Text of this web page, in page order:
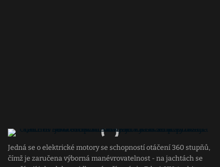
Jedná se o elektrické motory se schopností otáčení 360 stupňů,
čímž je zaručena výborná manévrovatelnost - na jachtách se